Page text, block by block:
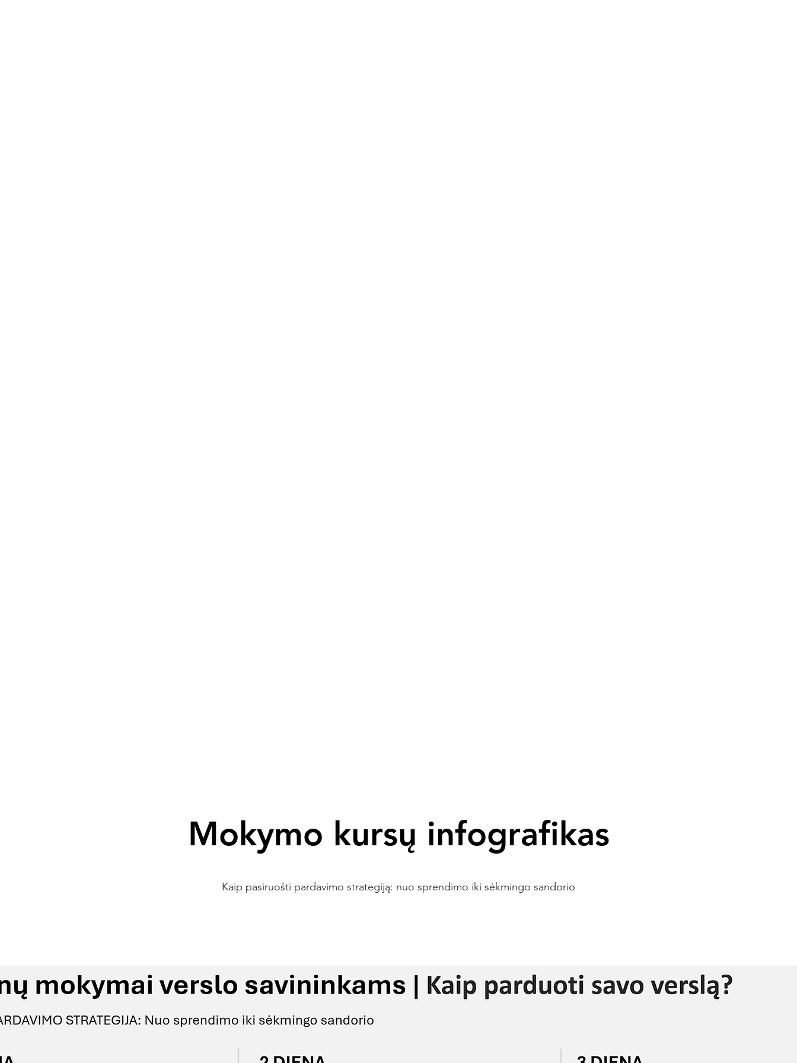
Mokymo kursų infografikas
Kaip pasiruošti pardavimo strategiją: nuo sprendimo iki sėkmingo sandorio